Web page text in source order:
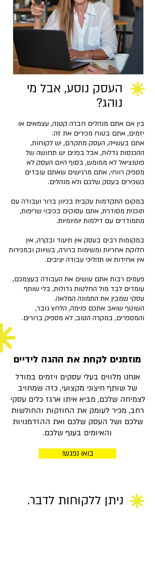
העסק נוסע, אבל מי
נוהג?
בין אם אתם מנהלים חברה קטנה, עצמאים או
יזמים, אתם בטוח מכירים את זה:
אתם בעשייה, העסק מתקדם, יש לקוחות,
ההכנסות גדלות, אבל בפנים יש תחושה של
פוטנציאל לא ממומש, בסוף היום העסק לא
מספיק רווחי, אתם מרגישים שאתם עובדים
כשכירים בעסק שלכם ולא מנהלים.
במקום התקדמות עקבית בכיוון ברור ועבודה עם
תוכנית מסודרת, אתם עסוקים בכיבוי שריפות,
מתמודדים עם דילמות יומיומיות.
במקומות רבים בעסק אין תיעוד ובקרה, אין
חלוקת אחריות ומשימות ברורה, בשיווק ובמכירות
אין אחידות או תהליכי עבודה יציבים.
פעמים רבות אתם עושים את העבודה בעצמכם,
עומדים לבד מול החלטות גדולות, בלי שותף
עסקי שמבין את התמונה המלאה.
השוטף שואב אתכם פנימה, הלחץ גובר,
והמספרים, במקרה הטוב, לא מספיק ברורים.
מוזמנים לקחת את ההגה לידיים
אנחנו מלווים בעלי עסקים ויזמים במודל
של שותף חיצוני מקצועי, כזה שמחויב
לצמיחה שלכם, מביא איתו ארגז כלים עסקי
רחב, מכיר לעומק את החוזקות והחולשות
שלכם ושל העסק שלכם ואת ההזדמנויות
והאיומים בענף שלכם.
בואו נפגש!
ניתן ללקוחות לדבר.